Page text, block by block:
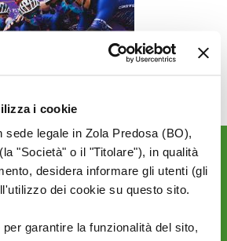
i cookie
sede legale in Zola Predosa (BO),
"Società" o il "Titolare"), in qualità
desidera informare gli utenti (gli
dei cookie su questo sito.
garantire la funzionalità del sito,
Rimani aggiornato sulle
del mondo Cuore: